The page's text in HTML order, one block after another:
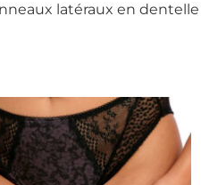
latéraux en